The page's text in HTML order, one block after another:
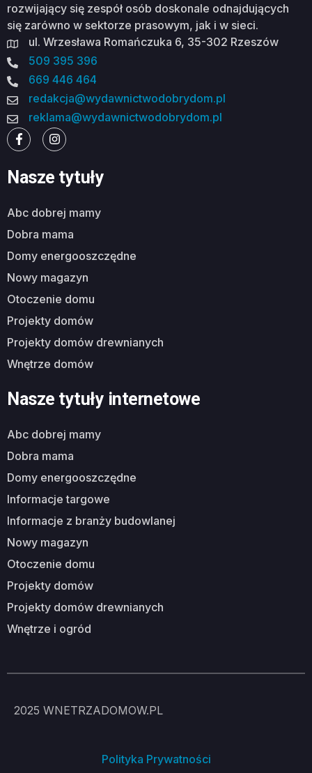
rozwijający się zespół osób doskonale odnajdujących
się zarówno w sektorze prasowym, jak i w sieci.
ul. Wrzesława Romańczuka 6, 35-302 Rzeszów
509 395 396
669 446 464
redakcja@wydawnictwodobrydom.pl
reklama@wydawnictwodobrydom.pl
Nasze tytuły
abc dobrej mamy
dobra mama
domy energooszczędne
nowy magazyn
otoczenie domu
projekty domów
projekty domów drewnianych
wnętrze domów
Nasze tytuły internetowe
abc dobrej mamy
dobra mama
domy energooszczędne
informacje targowe
informacje z branży budowlanej
nowy magazyn
otoczenie domu
projekty domów
projekty domów drewnianych
wnętrze i ogród
2025 WNETRZADOMOW.PL
Polityka Prywatności